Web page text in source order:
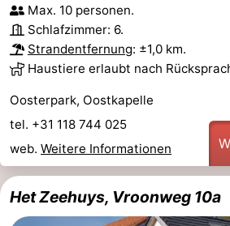
Max. 10 personen.
Schlafzimmer: 6.
Strandentfernung: ±1,0 km.
Haustiere erlaubt nach
Oosterpark, Oostkapelle
tel. +31 118 744 025
web. Weitere Informationen
Het Zeehuys, Vroonweg 10a